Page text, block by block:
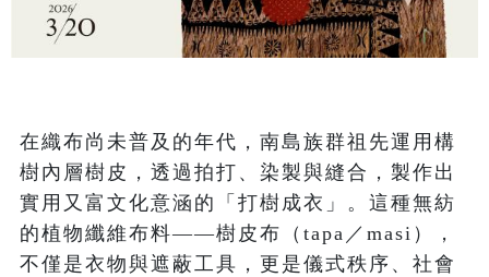
在織布尚未普及的年代，南島族群祖先運用構
樹內層樹皮，透過拍打、染製與縫合，製作出
實用又富文化意涵的「打樹成衣」。這種無紡
的植物纖維布料——樹皮布（tapa／masi），
不僅是衣物與遮蔽工具，更是儀式秩序、社會